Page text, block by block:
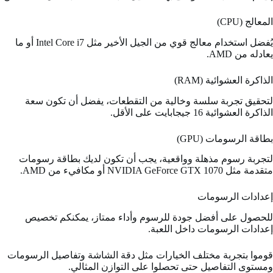
المعالج (CPU)
يُفضل استخدام معالج قوي من الجيل الأخير مثل Intel Core i7 أو ما
يعادله من AMD.
الذاكرة العشوائية (RAM)
لتحقيق تجربة سلسة وخالية من التقطعات، يفضل أن تكون سعة
الذاكرة العشوائية 16 جيجابايت على الأقل.
بطاقة الرسومات (GPU)
لتجربة رسوم مذهلة وواقعية، يجب أن تكون لديك بطاقة رسومات
متقدمة مثل NVIDIA GeForce GTX 1070 أو مكافيء من AMD.
إعدادات الرسومات
للحصول على أفضل جودة للرسوم وأداء ممتاز، يمكنكم تخصيص
إعدادات الرسومات داخل اللعبة.
قوموا بتجربة مختلف الخيارات مثل دقة الشاشة وتفاصيل الرسومات
ومستوى التفاصيل حتى تحصلوا على التوازن المثالي.